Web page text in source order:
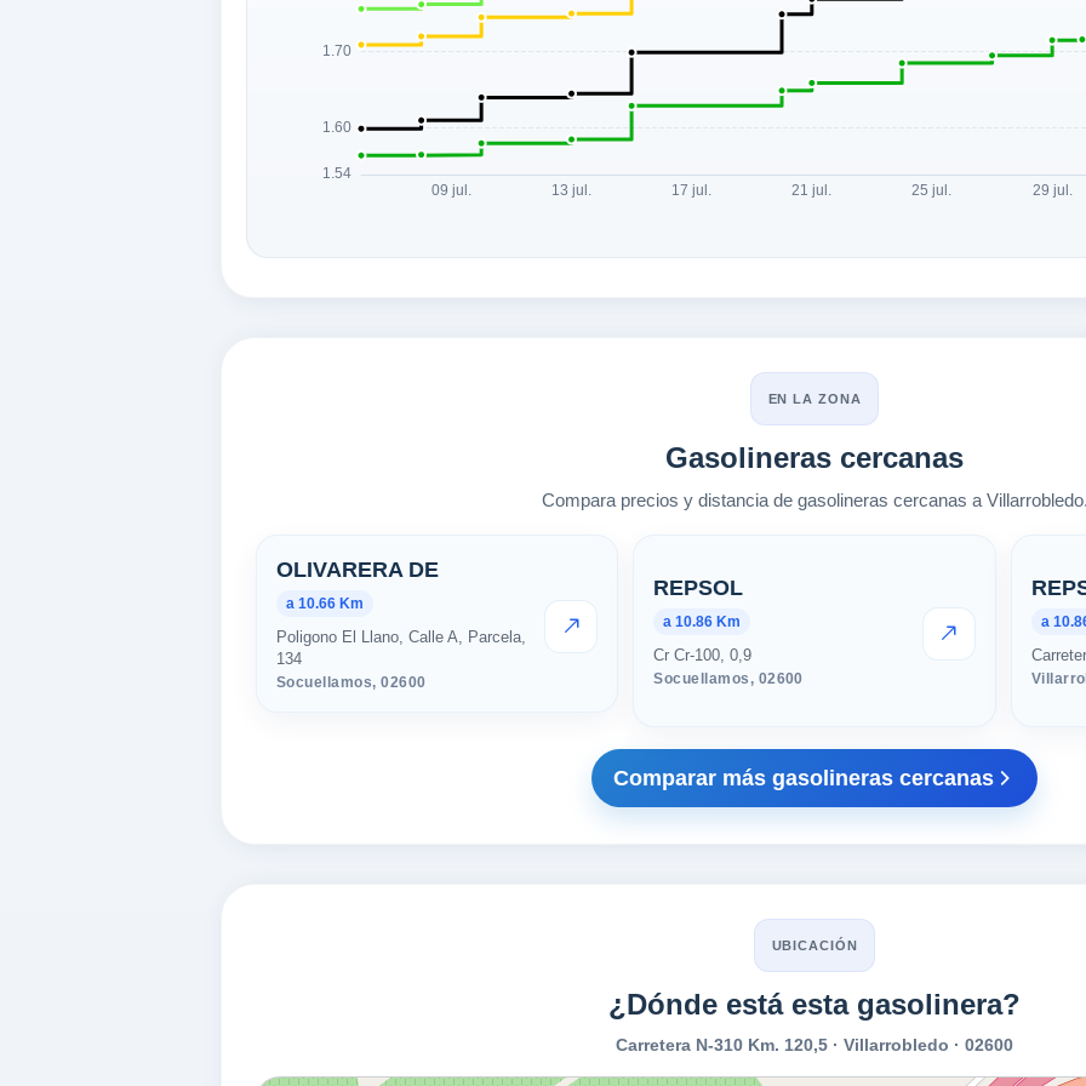
EN LA ZONA
Gasolineras cercanas
Compara precios y distancia de gasolineras cercanas a
Estaciones cercanas en Villarrobledo
OLIVARERA DE
a 10.66 Km
Poligono El Llano, Calle A, Parcela,
134
Socuellamos,02600
VER PRECIOS
REPSOL
a 10.86 Km
Cr Cr-100, 0,9
Socuellamos, 02600
VER PRECIOS
a
Comparar más gasolineras cercanas
UBICACIÓN
¿Dónde está esta gasolinera?
Carretera N-310 Km. 120,5 · Villarrobledo · 02600